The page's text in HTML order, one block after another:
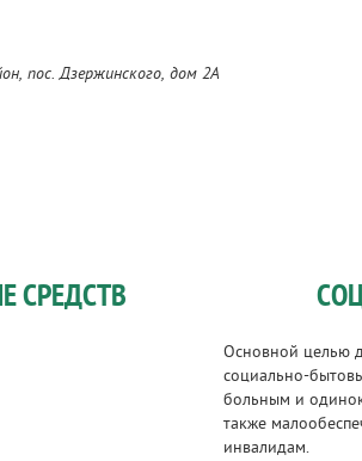
пос. Дзержинского, дом 2А
СРЕДСТВ
Основной целью
социально-
больным и
также
инвалидам.